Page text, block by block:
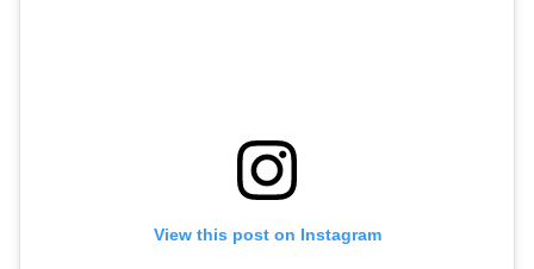
View this post on Instagram